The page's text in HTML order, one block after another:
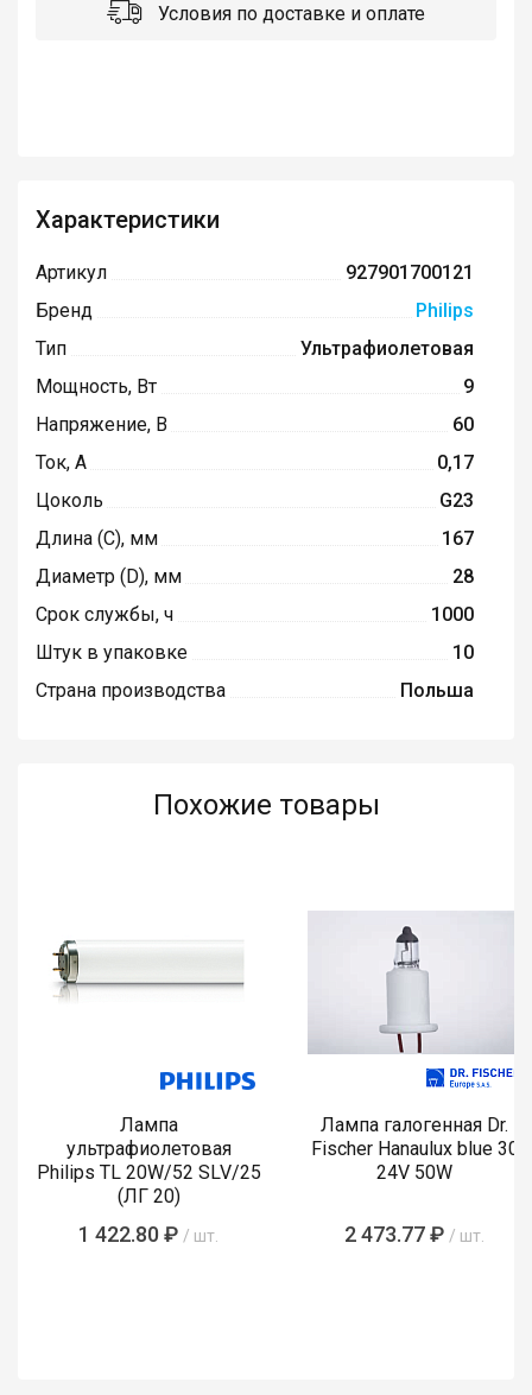
Условия по доставке и оплате
Характеристики
Артикул
927901700121
Бренд
Philips
Тип
Ультрафиолетовая
Мощность, Вт
9
Напряжение, В
60
Ток, А
0,17
Цоколь
G23
Длина (C), мм
167
Диаметр (D), мм
28
Срок службы, ч
1000
Штук в упаковке
10
Страна производства
Польша
Похожие товары
Лампа
ультрафиолетовая
Philips TL 20W/52 SLV/25
(ЛГ 20)
1 422.80 ₽ / шт.
Лампа галогенная Dr.
Fischer Hanaulux blue 30
24V 50W
2 473.77 ₽ / шт.